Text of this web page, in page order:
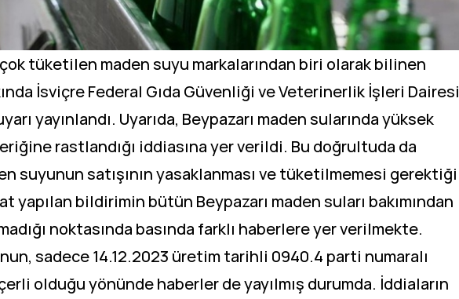
tüketilen maden suyu markalarından biri olarak bilinen
İsviçre Federal Gıda Güvenliği ve Veterinerlik İşleri Dairesi
yayınlandı. Uyarıda, Beypazarı maden sularında yüksek
rastlandığı iddiasına yer verildi. Bu doğrultuda da
suyunun satışının yasaklanması ve tüketilmemesi gerektiği
yapılan bildirimin bütün Beypazarı maden suları bakımından
noktasında basında farklı haberlere yer verilmekte.
sadece 14.12.2023 üretim tarihli 0940.4 parti numaralı
olduğu yönünde haberler de yayılmış durumda. İddiaların